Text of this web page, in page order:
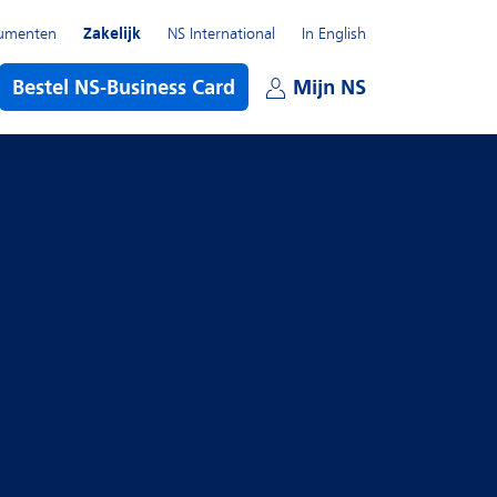
Bestel NS-Business Card Mijn NS
Zakelijk NS International In English